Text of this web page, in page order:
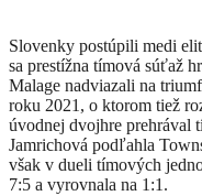
Slovenky postúpili medi
sa prestížna tímová súťaž
Malage nadviazali na
roku 2021, o ktorom tiež
úvodnej dvojhre prehrával
Jamrichová podľahla
však v dueli tímových
7:5 a vyrovnala na 1:1.